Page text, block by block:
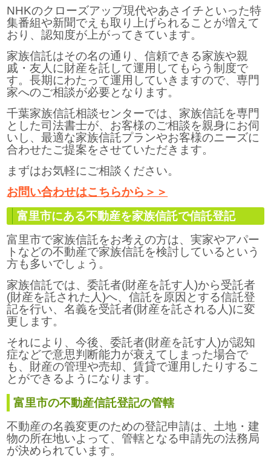
NHKのクローズアップ現代やあさイチといった特
集番組や新聞でえも取り上げられることが増えて
おり、認知度が上がってきています。
家族信託はその名の通り、信頼できる家族や親
戚・友人に財産を託して運用してもらう制度で
す。長期にわたって運用していきますので、専門
家へのご相談が必要となります。
千葉家族信託相談センターでは、家族信託を専門
とした司法書士が、お客様のご相談を親身にお伺
いし、最適な家族信託プランやお客様のニーズに
合わせたご提案をさせていただきます。
まずはお気軽にご相談ください。
お問い合わせはこちらから＞＞
富里市にある不動産を家族信託で信託登記
富里市で家族信託をお考えの方は、実家やアパー
トなどの不動産で家族信託を検討しているという
方も多いでしょう。
家族信託では、委託者(財産を託す人)から受託者
(財産を託された人)へ、信託を原因とする信託登
記を行い、名義を受託者(財産を託される人)に変
更します。
それにより、今後、委託者(財産を託す人)が認知
症などで意思判断能力が衰えてしまった場合で
も、財産の管理や売却、賃貸で運用したりするこ
とができるようになります。
富里市の不動産信託登記の管轄
不動産の名義変更のための登記申請は、土地・建
物の所在地いよって、管轄となる申請先の法務局
が決められています。